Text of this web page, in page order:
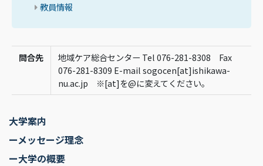
教員情報
問合先
地域ケア総合センター Tel 076-281-8308 Fax
076-281-8309 E-mail sogocen[at]ishikawa-
nu.ac.jp ※[at]を@に変えてください。
大学案内
ーメッセージ理念
ー大学の概要